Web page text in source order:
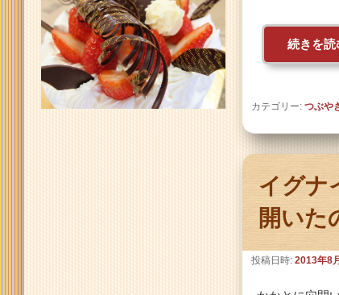
続きを読
カテゴリー: つぶや
イグナ
開いた
投稿日時: 2013年8